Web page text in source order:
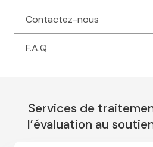
Contactez-nous
F.A.Q
Services de
l’évaluation au